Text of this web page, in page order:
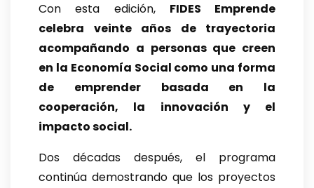
Con esta edición, FIDES Emprende
celebra veinte años de trayectoria
acompañando a personas que creen
en la Economía Social como una forma
de emprender basada en la
cooperación, la innovación y el
impacto social.
Dos décadas después, el programa
continúa demostrando que los proyectos